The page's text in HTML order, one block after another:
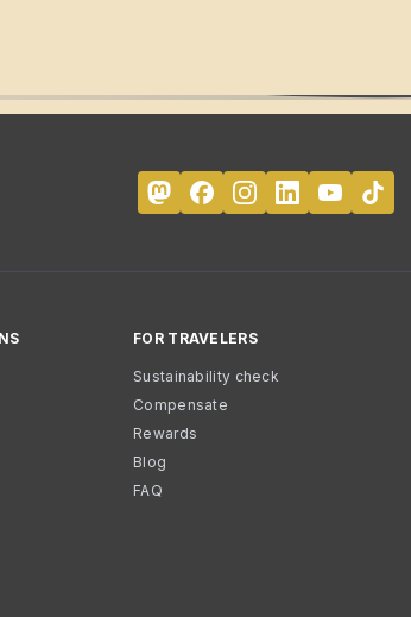
FOR TRAVELERS
Sustainability check
Compensate
Rewards
Blog
FAQ